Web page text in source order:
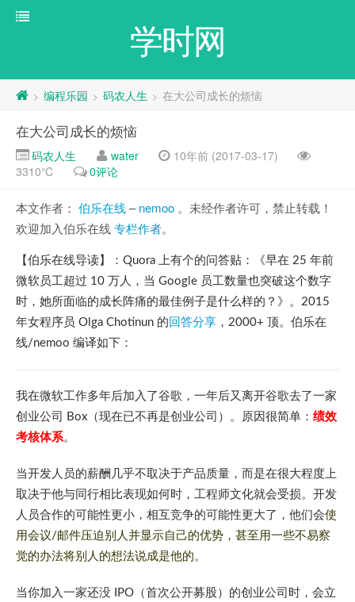
学时网
> 编程乐园 > 码农人生 > 在大公司成长的烦恼
在大公司成长的烦恼
码农人生 water
10年前 (2017-03-17)
3310℃
0评论
本文作者： 伯乐在线–nemoo 。未经作者许可，禁止转载！
欢迎加入伯乐在线专栏作者。
【伯乐在线导读】：Quora 上有个的问答贴：《早在 25 年前
微软员工超过 10 万人，当 Google 员工数量也突破这个数字
时，她所面临的成长阵痛的最佳例子是什么样的？》。2015
年女程序员 Olga Chotinun 的 回答分享 ，2000+ 顶。伯乐在
线/nemoo 编译如下：
我在微软工作多年后加入了谷歌，一年后又离开谷歌去了一家
创业公司 Box（现在已不再是创业公司）。原因很简单： 绩效
考核体系。
当开发人员的薪酬几乎不取决于产品质量，而是在很大程度上
取决于他与同行相比表现如何时，工程师文化就会受损。开发
人员合作的可能性更小，相互竞争的可能性更大了，他们会使
用会议/邮件压迫别人并显示自己的优势，甚至用一些不易察
觉的办法将别人的想法说成是他的。
当你加入一家还没 IPO（首次公开募股）的创业公司时，会立